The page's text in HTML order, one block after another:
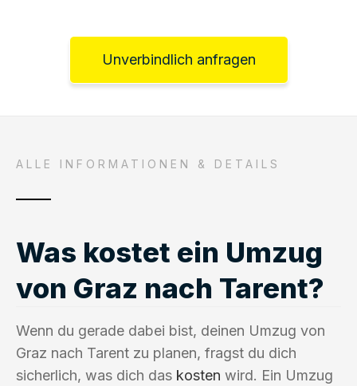
Unverbindlich anfragen
ALLE INFORMATIONEN & DETAILS
Was kostet ein Umzug
von Graz nach Tarent?
Wenn du gerade dabei bist, deinen Umzug von
Graz nach Tarent zu planen, fragst du dich
sicherlich, was dich das kosten wird. Ein Umzug